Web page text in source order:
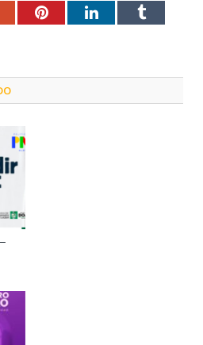
PinterestLinkedInTumblr